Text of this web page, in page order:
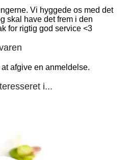
Vi hyggede os med det
skal have det frem i den
for rigtig god service <3
at afgive en anmeldelse.
i...